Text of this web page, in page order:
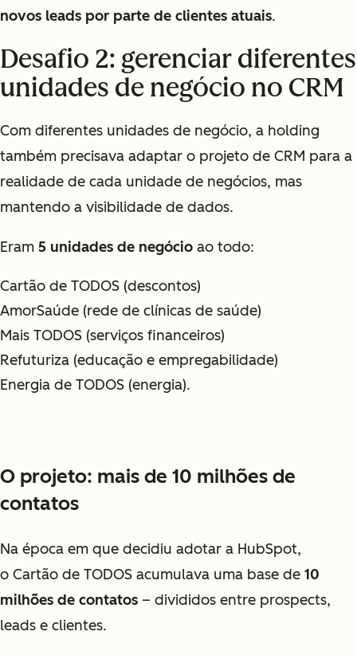
novos leads por parte de clientes atuais.
Desafio 2: gerenciar diferentes
unidades de negócio no CRM
Com diferentes unidades de negócio, a holding
também precisava adaptar o projeto de CRM para a
realidade de cada unidade de negócios, mas
mantendo a visibilidade de dados.
Eram 5 unidades de negócio ao todo:
Cartão de TODOS (descontos)
AmorSaúde (rede de clínicas de saúde)
Mais TODOS (serviços financeiros)
Refuturiza (educação e empregabilidade)
Energia de TODOS (energia).
O projeto: mais de 10 milhões de
contatos
Na época em que decidiu adotar a HubSpot,
o Cartão de TODOS acumulava uma base de 10
milhões de contatos – divididos entre prospects,
leads e clientes.